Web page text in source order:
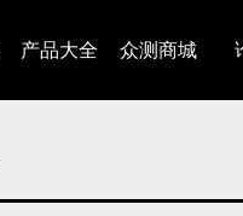
产品大全 众测商城